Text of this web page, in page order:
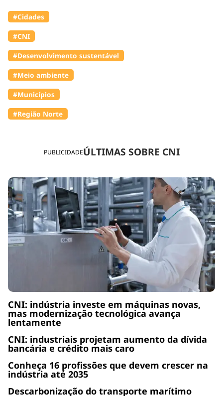
PUBLICIDADEÚLTIMAS SOBRE CNI
CNI: indústria investe em máquinas novas,
mas modernização tecnológica avança
lentamente
CNI: industriais projetam aumento da dívida
bancária e crédito mais caro
Conheça 16 profissões que devem crescer na
indústria até 2035
Descarbonização do transporte marítimo
#Cidades
#CNI
#Desenvolvimento sustentável
#Meio ambiente
#Municípios
#Região Norte